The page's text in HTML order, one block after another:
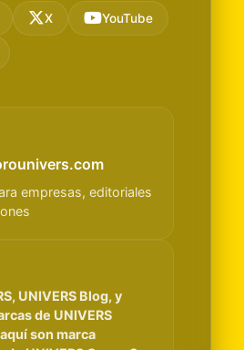
X YouTube
empresas, editoriales
UNIVERS Blog, y
de UNIVERS
son marca